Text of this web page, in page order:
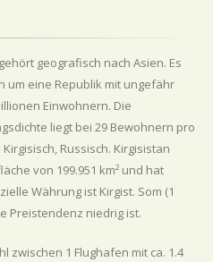
geografisch nach Asien. Es
um eine Republik mit ungefähr
Einwohnern. Die
liegt bei 29 Bewohnern pro
Russisch. Kirgisistan
von 199.951 km² und hat
Währung ist Kirgist. Som (1
Preistendenz niedrig ist.
zwischen 1 Flughafen mit ca. 1.4